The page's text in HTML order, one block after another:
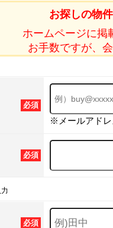
お探しの物
ホームページに掲
お手数ですが、
必須
※メールアドレ
必須
必須